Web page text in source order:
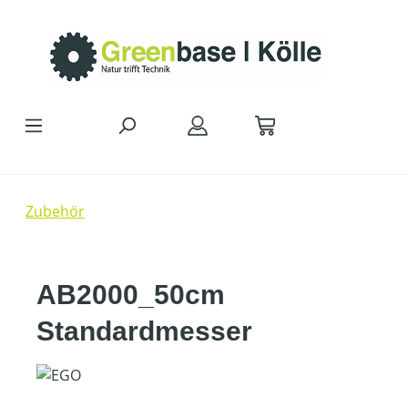
Zubehör
AB2000_50cm
Standardmesser